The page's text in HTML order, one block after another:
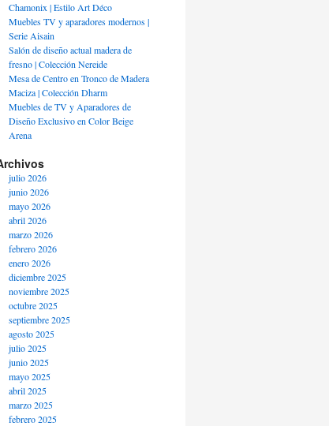
Chamonix | Estilo Art Déco
Muebles TV y aparadores modernos |
Serie Aisain
Salón de diseño actual madera de
fresno | Colección Nereide
Mesa de Centro en Tronco de Madera
Maciza | Colección Dharm
Muebles de TV y Aparadores de
Diseño Exclusivo en Color Beige
Arena
julio 2026
junio 2026
mayo 2026
abril 2026
marzo 2026
febrero 2026
enero 2026
diciembre 2025
noviembre 2025
octubre 2025
septiembre 2025
agosto 2025
julio 2025
junio 2025
mayo 2025
abril 2025
marzo 2025
febrero 2025